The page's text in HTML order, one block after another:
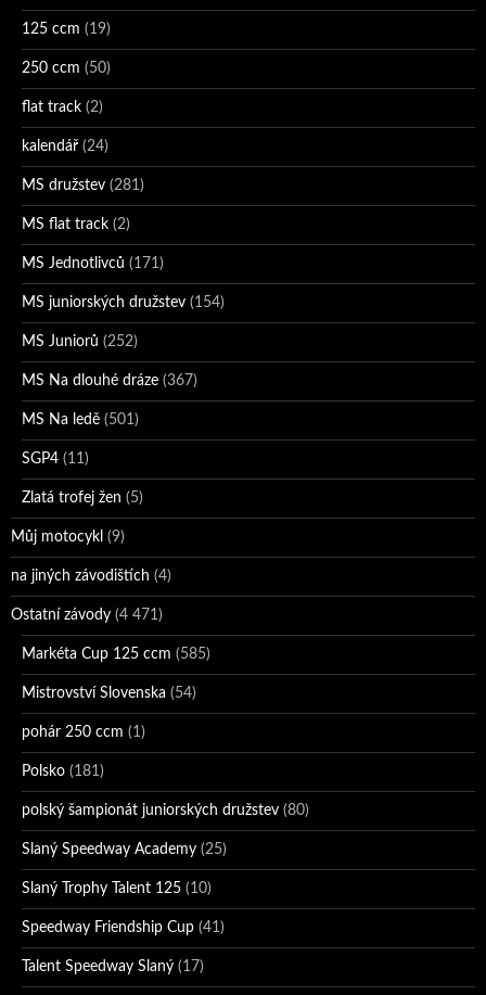
125 ccm (19)
250 ccm (50)
flat track (2)
kalendář (24)
MS družstev (281)
MS flat track (2)
MS Jednotlivců (171)
MS juniorských družstev (154)
MS Juniorů (252)
MS Na dlouhé dráze (367)
MS Na ledě (501)
SGP4 (11)
Zlatá trofej žen (5)
Můj motocykl (9)
na jiných závodištích (4)
Ostatní závody (4 471)
Markéta Cup 125 ccm (585)
Mistrovství Slovenska (54)
pohár 250 ccm (1)
Polsko (181)
polský šampionát juniorských družstev (80)
Slaný Speedway Academy (25)
Slaný Trophy Talent 125 (10)
Speedway Friendship Cup (41)
Talent Speedway Slaný (17)